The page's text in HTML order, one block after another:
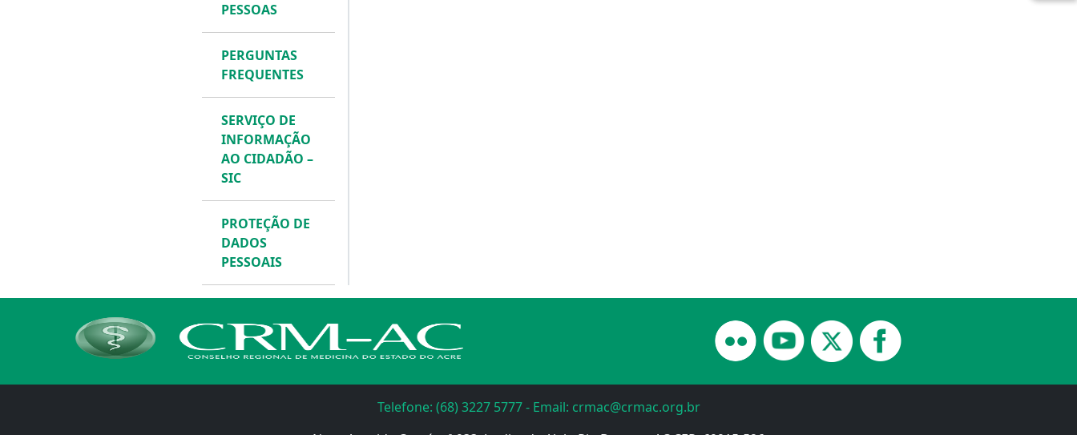
PESSOAS
PERGUNTAS
FREQUENTES
SERVIÇO DE
INFORMAÇÃO
AO CIDADÃO –
SIC
PROTEÇÃO DE
DADOS
PESSOAIS
Telefone: (68) 3227 5777 - Email: crmac@crmac.org.br